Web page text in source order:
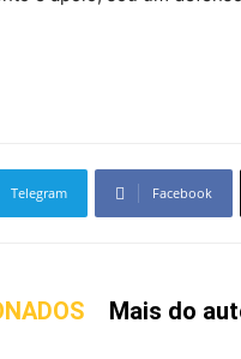
Telegram Facebook
Mais do